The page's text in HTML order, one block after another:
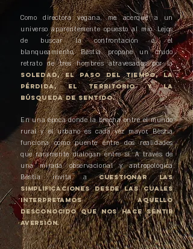
Como directora vegana, me acerqué a un
universo aparentemente opuesto al mío. Lejos
de buscar la confrontación o el
blanqueamiento, Bèstia propone un crudo
retrato de tres hombres atravesados por la
soledad, el paso del tiempo, la
pérdida, el territorio y la
búsqueda de sentido.
En una época donde la brecha entre el mundo
rural y el urbano es cada vez mayor, Bèstia
funciona como puente entre dos realidades
que raramente dialogan entre sí. A través de
una mirada observacional y antropológica
Bèstia invita a
cuestionar LAS
simplificaciones DESDE LAS CUALES
INTERPRETAMOS aQUELLO
DESCONOCIDO QUE NOS HACE SENTIR
AVERSIÓN.